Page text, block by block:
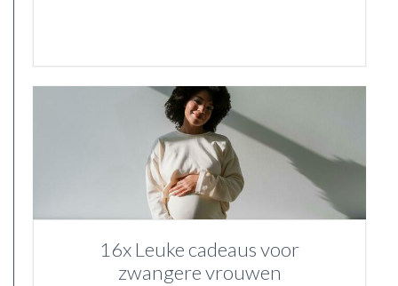
16x Leuke cadeaus voor
zwangere vrouwen